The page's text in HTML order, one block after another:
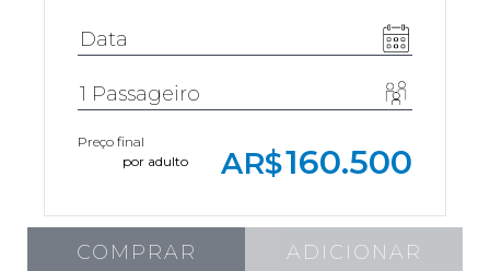
Preço final
por adulto
AR$160.500
COMPRAR ADICIONAR